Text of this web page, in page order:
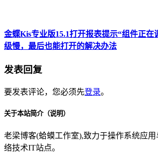
金蝶Kis专业版15.1打开报表提示“组件正在
级慢，最后也能打开的解决办法
发表回复
要发表评论，您必须先登录。
关于本站简介（说明）
老梁博客(蛤蟆工作室),致力于操作系统应用
络技术IT站点。